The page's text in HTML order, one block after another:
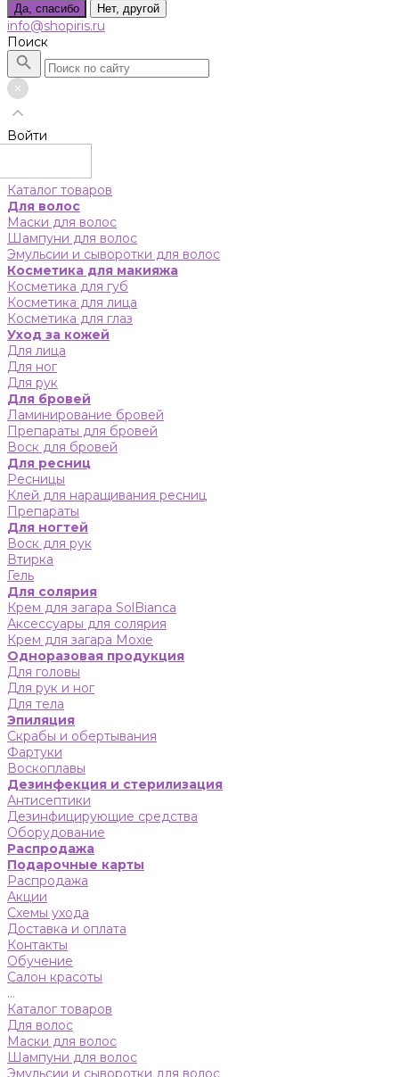
Да, спасибо Нет, другой
info@shopiris.ru
Поиск
Войти
Каталог товаров
Для волос
Маски для волос
Шампуни для волос
Эмульсии и сыворотки для волос
Косметика для макияжа
Косметика для губ
Косметика для лица
Косметика для глаз
Уход за кожей
Для лица
Для ног
Для рук
Для бровей
Ламинирование бровей
Препараты для бровей
Воск для бровей
Для ресниц
Ресницы
Клей для наращивания ресниц
Препараты
Для ногтей
Воск для рук
Втирка
Гель
Для солярия
Крем для загара SolBianca
Аксессуары для солярия
Крем для загара Moxie
Одноразовая продукция
Для головы
Для рук и ног
Для тела
Эпиляция
Скрабы и обертывания
Фартуки
Воскоплавы
Дезинфекция и стерилизация
Антисептики
Дезинфицирующие средства
Оборудование
Распродажа
Подарочные карты
Распродажа
Акции
Схемы ухода
Доставка и оплата
Контакты
Обучение
Салон красоты
...
Каталог товаров
Для волос
Маски для волос
Шампуни для волос
Эмульсии и сыворотки для волос